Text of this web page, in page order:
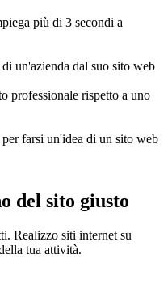
più di 3 secondi a
un'azienda dal suo sito web
professionale rispetto a uno
farsi un'idea di un sito web
del sito giusto
Realizzo siti internet su
tua attività.